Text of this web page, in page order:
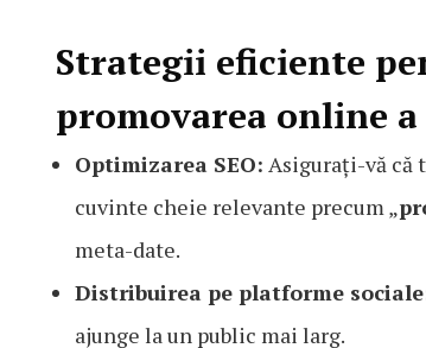
Strategii eficiente
promovarea online
Optimizarea SEO: Asigurați-vă că
cuvinte cheie relevante precum „
meta-date.
Distribuirea pe platforme
ajunge la un public mai larg.